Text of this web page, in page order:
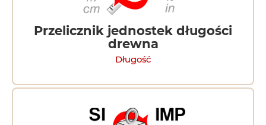
Przelicznik jednostek długości
drewna
Długość